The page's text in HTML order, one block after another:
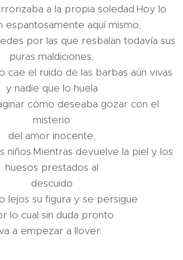
a la propia soledad.Hoy lo
espantosamente aquí mismo,
por las que resbalan todavía sus
puras maldiciones,
cae el ruido de las barbas aún vivas
y nadie que lo huela
cómo deseaba gozar con el
misterio
del amor inocente,
niños.Mientras devuelve la piel y los
huesos prestados al
descuido
lejos su figura y se persigue
lo cual sin duda pronto
a empezar a llover.